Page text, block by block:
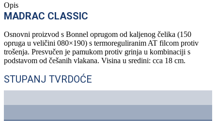
Opis
MADRAC CLASSIC
Osnovni proizvod s Bonnel oprugom od kaljenog čelika (150
opruga u veličini 080×190) s termoreguliranim AT filcom protiv
trošenja. Presvučen je pamukom protiv grinja u kombinaciji s
podstavom od češanih vlakana. Visina u sredini: cca 18 cm.
STUPANJ TVRDOĆE